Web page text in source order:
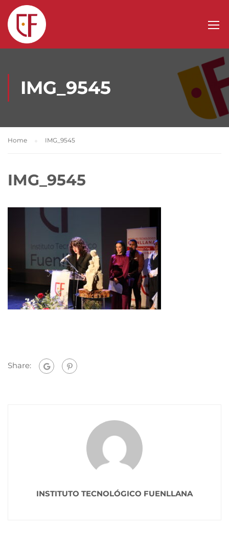
IMG_9545
Home IMG_9545
IMG_9545
Share:
INSTITUTO TECNOLÓGICO FUENLLANA